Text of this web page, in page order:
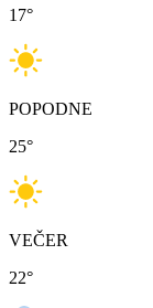
17°
POPODNE
25°
VEČER
22°